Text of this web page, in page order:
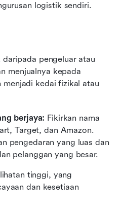
logistik sendiri.
pengeluar atau
menjualnya kepada
kedai fizikal atau
berjaya: Fikirkan nama
Target, dan Amazon.
pengedaran yang luas dan
pelanggan yang besar.
tinggi, yang
dan kesetiaan